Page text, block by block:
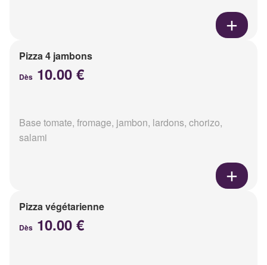
Pizza 4 jambons
Dès 10.00 €
Base tomate, fromage, jambon, lardons, chorizo,
salami
Pizza végétarienne
Dès 10.00 €